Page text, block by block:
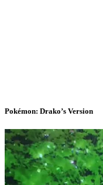
Pokémon: Drako’s Version